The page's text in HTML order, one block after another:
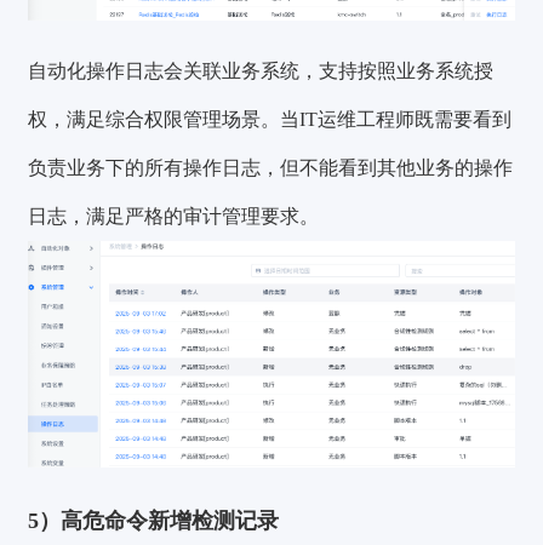
自动化操作日志会关联业务系统，支持按照业务系统授
权，满足综合权限管理场景。当IT运维工程师既需要看到
负责业务下的所有操作日志，但不能看到其他业务的操作
日志，满足严格的审计管理要求。
5）高危命令新增检测记录